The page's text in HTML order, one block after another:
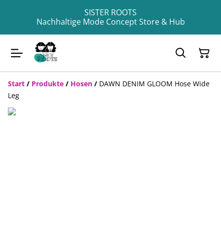
SISTER ROOTS
Nachhaltige Mode Concept Store & Hub
Start / Produkte / Hosen / DAWN DENIM GLOOM Hose Wide
Leg